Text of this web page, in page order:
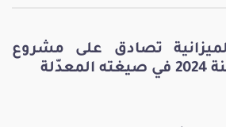
تصادق على مشروع